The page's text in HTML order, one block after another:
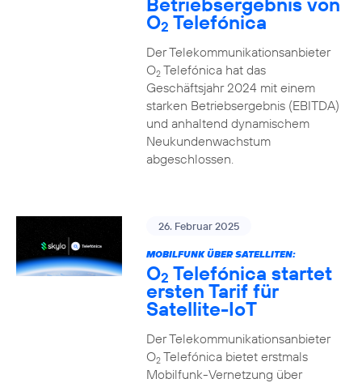
O2 Telefónica
Der Telekommunikationsanbieter
O2Telefónica hat das
Geschäftsjahr 2024 mit einem
starken Betriebsergebnis (EBITDA)
und anhaltend dynamischem
Neukundenwachstum
abgeschlossen.
26. Februar 2025
MOBILFUNK ÜBER SATELLITEN:
O2 Telefónica startet
ersten Tarif für
Satellite-IoT
Der Telekommunikationsanbieter
O2Telefónica bietet erstmals
Mobilfunk-Vernetzung über